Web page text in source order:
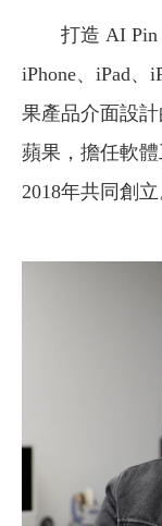
打造 AI Pin
iPhone、iPad、
果產品介面設
蘋果，擔任軟體
2018年共同創立